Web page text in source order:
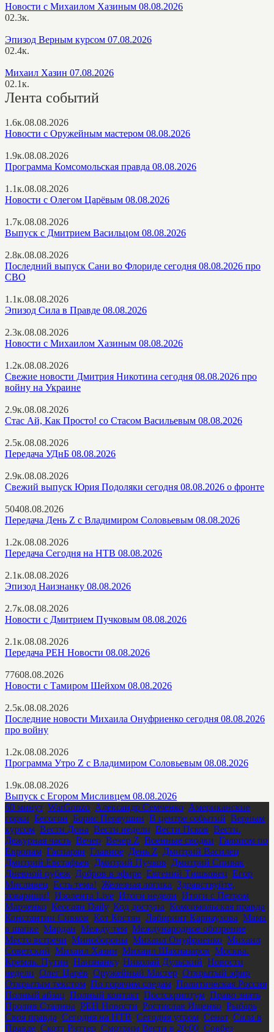
Новости с Михаилом Хазиным 08.08.2026
02.3к.
Эпизод Верным курсом 07.08.2026
02.4к.
Михаил Хазин 07.08.2026
02.1к.
Лента событий
1.6к.08.08.2026
Новости с Оружейным мастером 08.08.2026
1.9к.08.08.2026
Программа Комсомольская правда 08.08.2026
1.1к.08.08.2026
Новости с Олегом Царёвым 08.08.2026
1.7к.08.08.2026
Выпуск с Дмитрием Васильцом 08.08.2026
2.8к.08.08.2026
Последний выпуск Сани во Флориде сегодня 08.08.2026 про
СВО
1.1к.08.08.2026
Эпизод Сила в Правде 08.08.2026
2.3к.08.08.2026
Новости с Михаилом Хазиным 08.08.2026
1.2к.08.08.2026
Свежие новости Дмитрия Никотина сегодня 08.08.2026 про
войну на Украине
2.9к.08.08.2026
Стас Ай, Как Просто! со Стасом Васильевым 08.08.2026
2.5к.08.08.2026
Передача УДнБ 08.08.2026
2.9к.08.08.2026
Свежий выпуск Юрия Подоляки сегодня 08.08.2026 о фронте
50408.08.2026
Передача День Z с Владимиром Соловьевым 08.08.2026
1.2к.08.08.2026
Передача Сегодня на НТВ 08.08.2026
2.1к.08.08.2026
Эпизод Наизнанку 08.08.2026
2.7к.08.08.2026
Новости с Дмитрием Пучковым 08.08.2026
2.1к.08.08.2026
Передача РЕН Новости 08.08.2026
77608.08.2026
Новости с Тамиром Шейхом 08.08.2026
2.5к.08.08.2026
Последние новости Михаила Онуфриенко сегодня 08.08.2026
про войну
1.2к.08.08.2026
Программа Утро Z с Владимиром Соловьевым 08.08.2026
1.9к.08.08.2026
Выпуск с Егором Мисливцем 08.08.2026
60 минут, WarGonzo Александр Семченко Американские
горки Бесогон Борис Первушин В центре событий Верным
курсом Вести Дона Вести недели Вести Псков Вести.
Дежурная часть Вечер Вечер Z Военные сводки Галопом по
Европам Гаспарян Главное День Z Дмитрий Василец
Дмитрий Евстафьев Дмитрий Пучков Дмитрий Спивак
Дневной рубеж Добров в эфире Евгений Тишковец Егор
Мисливец Есть тема! Железная логика Здравствуйте,
товарищи! Изолента Live Итоги недели Итоги с Петром
Марченко Кеосаян Daily, Код доступа Комсомольская правда
Константин Сивков Кот Костян Лабиринт Карнаухова Мама
в шапке Мардан Между тем Международное обозрение
Место встречи Минобороны Михаил Онуфриенко Михаил
Советский Михаил Хазин Михаил Шахназаров Москва.
Кремль. Путин Наизнанку, Николай Дульский Новости
недели Олег Царёв Оружейный Мастер Открытый эфир
Открытым текстом По горячим следам Политическая Россия
Полный абзац Полный контакт, Постскриптум Право знать
Пролив Сталина РЕН Новости Ростислав Ищенко Рыбарь
Своя правда Сегодня на НТВ Сегодня утром Сенат, Сила в
Правде Скотт Риттер Смотрим Вести в 20:00 Совбез